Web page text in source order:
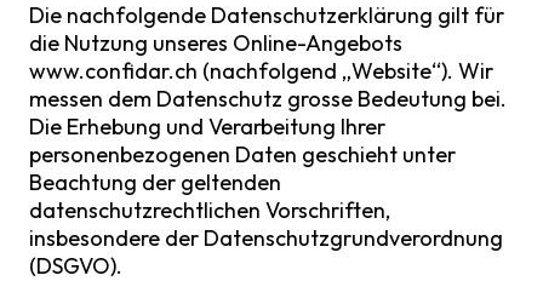
Die nachfolgende Datenschutzerklärung gilt für
die Nutzung unseres Online-Angebots
www.confidar.ch (nachfolgend „Website“). Wir
messen dem Datenschutz grosse Bedeutung bei.
Die Erhebung und Verarbeitung Ihrer
personenbezogenen Daten geschieht unter
Beachtung der geltenden
datenschutzrechtlichen Vorschriften,
insbesondere der Datenschutzgrundverordnung
(DSGVO).